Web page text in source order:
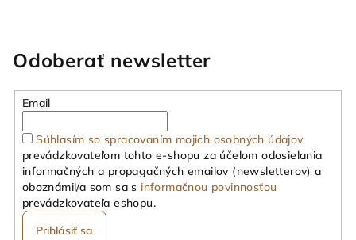
Odoberať newsletter
Email
Súhlasím so spracovaním mojich osobných údajov
prevádzkovateľom tohto e-shopu za účelom odosielania
informačných a propagačných emailov (newsletterov) a
oboznámil/a som sa s informačnou povinnosťou
prevádzkovateľa eshopu.
Prihlásiť sa